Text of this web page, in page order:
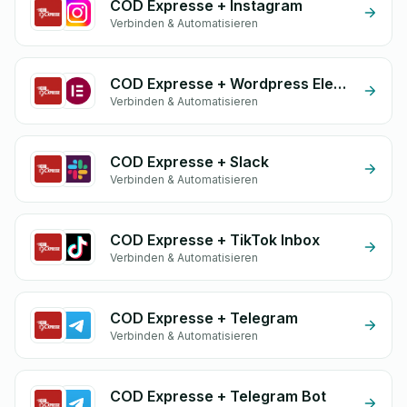
COD Expresse + Instagram
Verbinden & Automatisieren
COD Expresse + Wordpress Elementor
Verbinden & Automatisieren
COD Expresse + Slack
Verbinden & Automatisieren
COD Expresse + TikTok Inbox
Verbinden & Automatisieren
COD Expresse + Telegram
Verbinden & Automatisieren
COD Expresse + Telegram Bot